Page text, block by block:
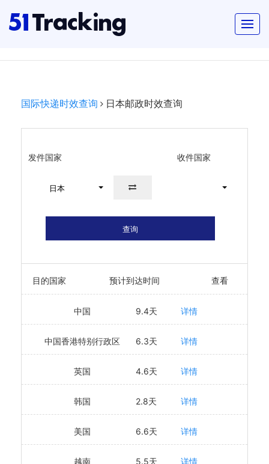
国际快递时效查询 日本邮政时效查询
发件国家 收件国家
日本
查询
目的国家 预计到达时间 查看
中国 9.4天 详情
中国香港特别行政区 6.3天 详情
英国 4.6天 详情
韩国 2.8天 详情
美国 6.6天 详情
越南 5.5天 详情